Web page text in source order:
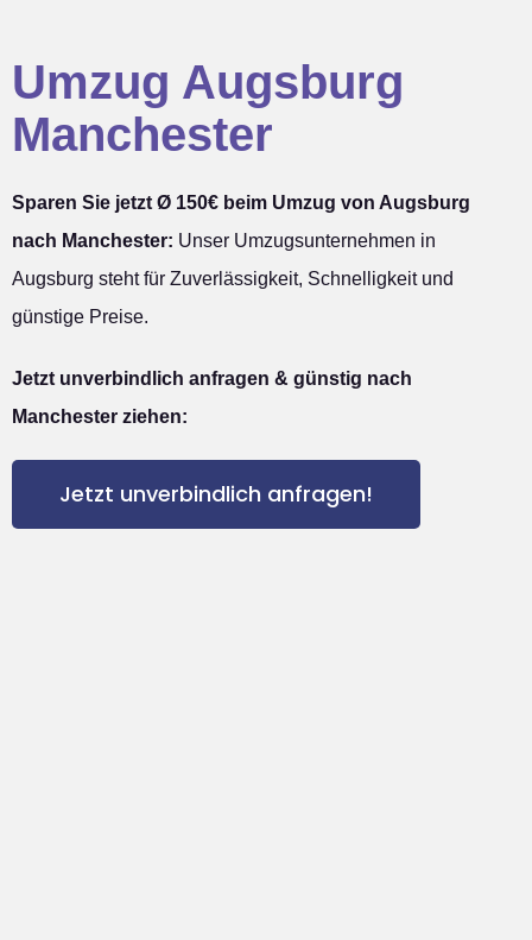
Umzug Augsburg
Manchester
Sparen Sie jetzt Ø 150€ beim Umzug von Augsburg
nach Manchester: Unser Umzugsunternehmen in
Augsburg steht für Zuverlässigkeit, Schnelligkeit und
günstige Preise.
Jetzt unverbindlich anfragen & günstig nach
Manchester ziehen:
Jetzt unverbindlich anfragen!